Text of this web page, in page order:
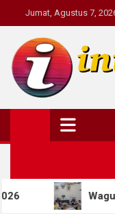
to
content
Jumat, Agustus 7,
Wagub